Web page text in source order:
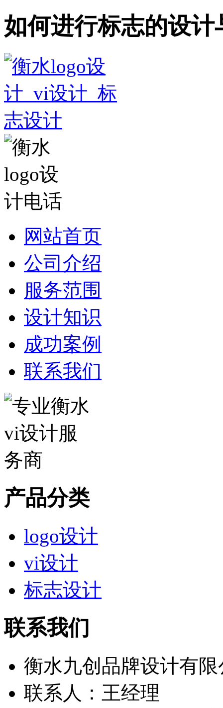
如何进行标志的设计
网站首页
公司介绍
服务范围
设计知识
成功案例
联系我们
产品分类
logo设计
vi设计
标志设计
联系我们
衡水九创品牌设计有限
联系人：王经理